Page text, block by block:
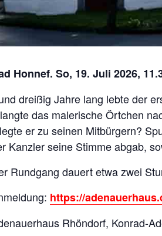
Honnef. So, 19. Juli 2026,
dreißig Jahre lang lebte der
das malerische Örtchen
er zu seinen Mitbürgern?
Kanzler seine Stimme abgab,
Rundgang dauert etwa zwei
https://
Rhöndorf, Konrad-